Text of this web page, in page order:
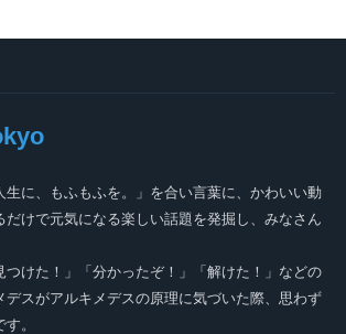
生に、もふもふを。」を合い言葉に、かわいい動
だけで元気になる楽しい話題を発掘し、みなさん
つけた！」「分かったぞ！」「解けた！」などの
デスがアルキメデスの原理に気づいた際、思わず
。